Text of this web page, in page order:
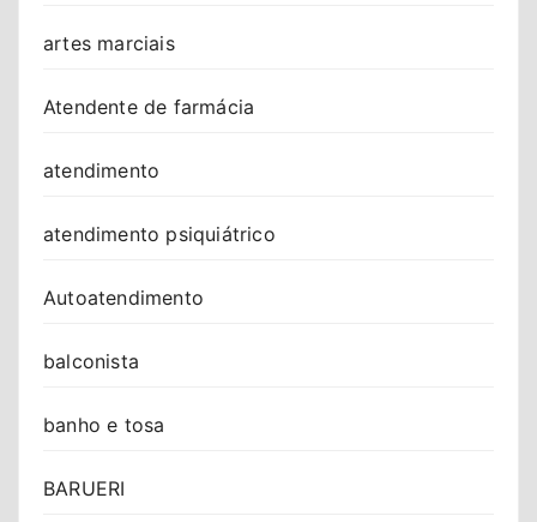
artes marciais
Atendente de farmácia
atendimento
atendimento psiquiátrico
Autoatendimento
balconista
banho e tosa
BARUERI